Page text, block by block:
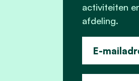
activiteiten
afdeling.
E-